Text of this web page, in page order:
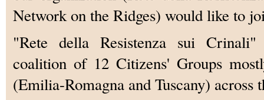
Network on the Ridges) would like to
"Rete della Resistenza sui
coalition of 12 Citizens' Groups
(Emilia-Romagna and Tuscany) across